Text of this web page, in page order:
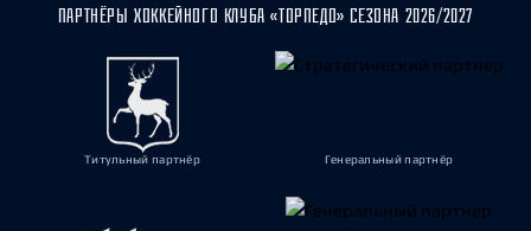
ПАРТНЁРЫ ХОККЕЙНОГО КЛУБА «ТОРПЕДО» СЕЗОНА 2026/2027
Титульный партнёр Генеральный партнёр